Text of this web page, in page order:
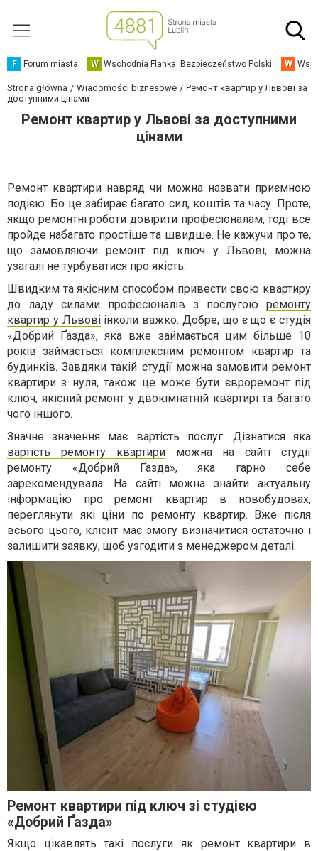
F Forum miasta W Wschodnia Flanka: Bezpieczeństwo Polski W
Strona główna Wiadomości biznesowe
Ремонт квартир у Львові за
доступними цінами
Ремонт квартир у Львові за доступними
цінами
Ремонт квартири навряд чи можна назвати приємною
подією. Бо це забирає багато сил, коштів та часу. Проте,
якщо ремонтні роботи довірити професіоналам, тоді все
пройде набагато простіше та швидше. Не кажучи про те,
що замовляючи ремонт під ключ у Львові, можна
узагалі не турбуватися про якість.
Швидким та якісним способом привести свою квартиру
до ладу силами професіоналів з послугою ремонту
квартир у Львовіінколи важко. Добре, що є що є студія
«Добрий Ґазда», яка вже займається цим більше 10
років займається комплексним ремонтом квартир та
будинків. Завдяки такій студії можна замовити ремонт
квартири з нуля, також це може бути євроремонт під
ключ, якісний ремонт у двокімнатній квартирі та багато
чого іншого.
Значне значення має вартість послуг. Дізнатися яка
вартість ремонту квартириможна на сайті студії
ремонту «Добрий Ґазда», яка гарно себе
зарекомендувала. На сайті можна знайти актуальну
інформацію про ремонт квартир в новобудовах,
переглянути які ціни по ремонту квартир. Вже після
всього цього, клієнт має змогу визначитися остаточно і
залишити заявку, щоб узгодити з менеджером деталі.
Ремонт квартири під ключ зі студією
«Добрий Ґазда»
Якщо цікавлять такі послуги як ремонт квартири в